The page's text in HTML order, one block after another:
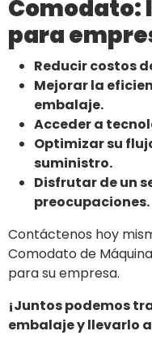
Comodato:
para
Reducir costos
Mejorar la
embalaje.
Acceder a
Optimizar su
suministro.
Disfrutar de un
preocupaciones.
Contáctenos hoy
Comodato de
para su empresa.
¡Juntos podemos
embalaje y llevarlo